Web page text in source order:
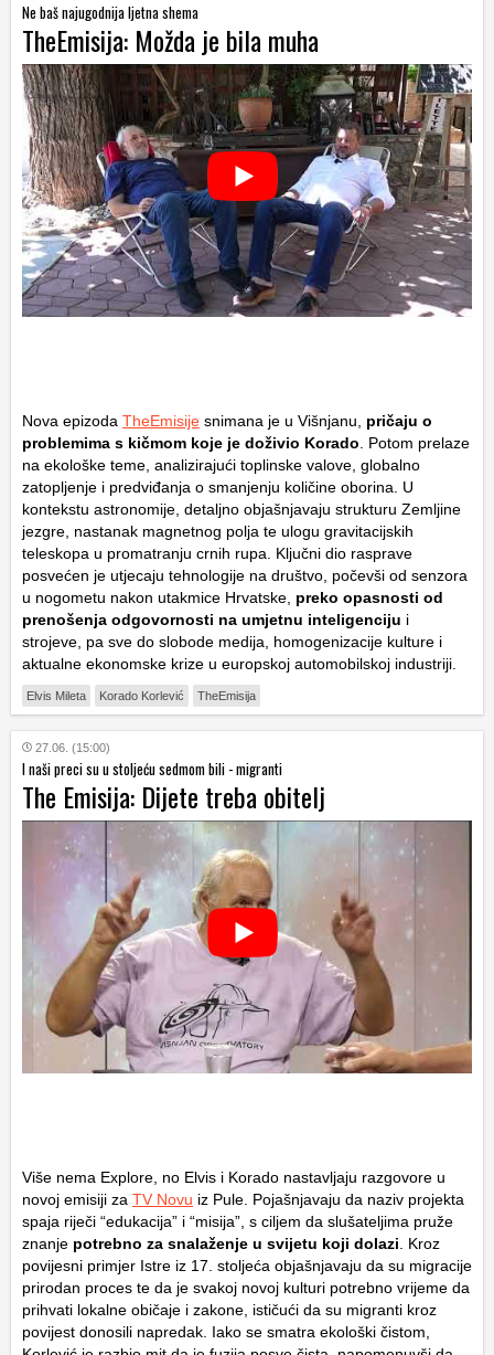
Ne baš najugodnija ljetna shema
TheEmisija: Možda je bila muha
Nova epizoda TheEmisije snimana je u Višnjanu, pričaju o
problemima s kičmom koje je doživio Korado . Potom prelaze
na ekološke teme, analizirajući toplinske valove, globalno
zatopljenje i predviđanja o smanjenju količine oborina. U
kontekstu astronomije, detaljno objašnjavaju strukturu Zemljine
jezgre, nastanak magnetnog polja te ulogu gravitacijskih
teleskopa u promatranju crnih rupa. Ključni dio rasprave
posvećen je utjecaju tehnologije na društvo, počevši od senzora
u nogometu nakon utakmice Hrvatske, preko opasnosti od
prenošenja odgovornosti na umjetnu inteligenciju i
strojeve, pa sve do slobode medija, homogenizacije kulture i
aktualne ekonomske krize u europskoj automobilskoj industriji.
Elvis Mileta Korado Korlević TheEmisija
27.06. (15:00)
I naši preci su u stoljeću sedmom bili - migranti
The Emisija: Dijete treba obitelj
Više nema Explore, no Elvis i Korado nastavljaju razgovore u
novoj emisiji za TV Novu iz Pule. Pojašnjavaju da naziv projekta
spaja riječi “edukacija” i “misija”, s ciljem da slušateljima pruže
znanje potrebno za snalaženje u svijetu koji dolazi . Kroz
povijesni primjer Istre iz 17. stoljeća objašnjavaju da su migracije
prirodan proces te da je svakoj novoj kulturi potrebno vrijeme da
prihvati lokalne običaje i zakone, ističući da su migranti kroz
povijest donosili napredak. Iako se smatra ekološki čistom,